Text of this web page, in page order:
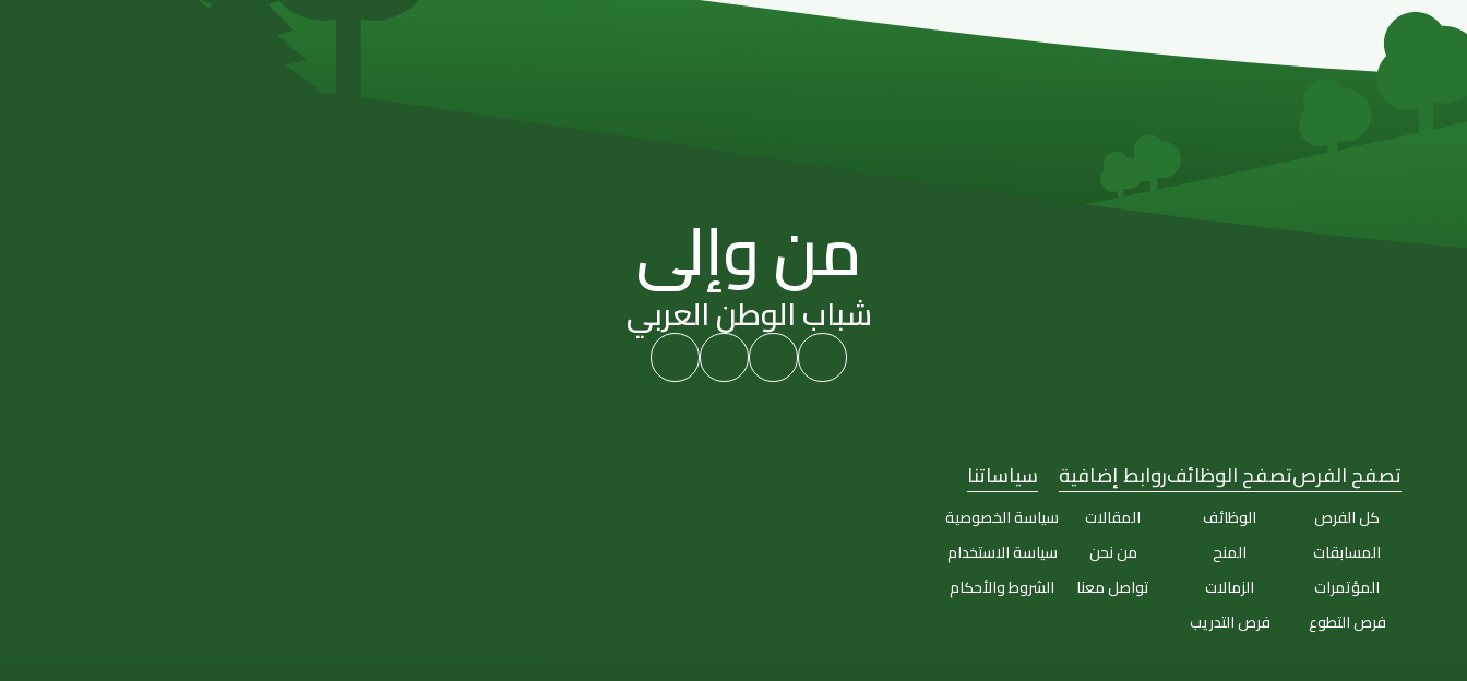
من وإلى
شباب الوطن العربي
تصفح الفرص
كل الفرص
المسابقات
المؤتمرات
فرص التطوع
تصفح الوظائف
الوظائف
المنح
الزمالات
فرص التدريب
روابط إضافية
المقالات
من نحن
تواصل معنا
سياساتنا
سياسة الخصوصية
سياسة الاستخدام
الشروط والأحكام